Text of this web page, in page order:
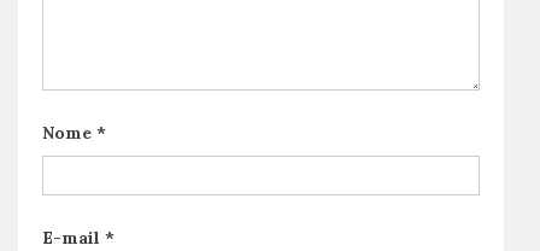
Nome *
E-mail *